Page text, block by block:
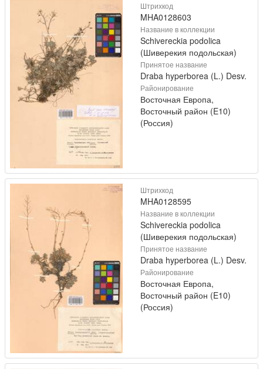
Штрихкод
MHA0128603
Название в коллекции
Schivereckia podolica
(Шиверекия подольская)
Принятое название
Draba hyperborea (L.) Desv.
Районирование
Восточная Европа,
Восточный район (E10)
(Россия)
Штрихкод
MHA0128595
Название в коллекции
Schivereckia podolica
(Шиверекия подольская)
Принятое название
Draba hyperborea (L.) Desv.
Районирование
Восточная Европа,
Восточный район (E10)
(Россия)